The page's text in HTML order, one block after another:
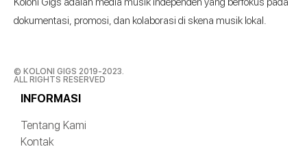
dokumentasi, promosi, dan kolaborasi di skena musik lokal.
© KOLONI GIGS 2019-2023.
ALL RIGHTS RESERVED
INFORMASI
Tentang Kami
Kontak